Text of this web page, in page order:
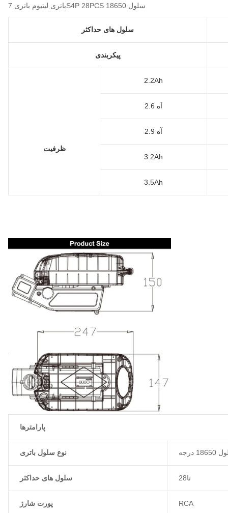
باتری لیتیوم باتری 7S4P 28PCS سلول 18650
سلول های حداکثر
پیکربندی
ظرفیت
2.2Ah
2.6 آه
2.9 آه
3.2Ah
3.5Ah
پارامترها
نوع سلول باتری
سلول های حداکثر 28تا
پورت شارژ RCA